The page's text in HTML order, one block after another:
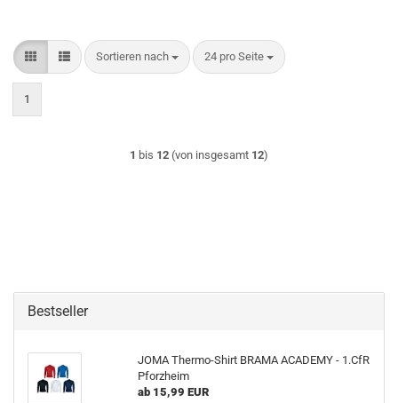
Sortieren nach
Sortieren nach 24 pro Seite
pro Seite
1
1 bis 12 (von insgesamt 12)
Bestseller
JOMA Thermo-Shirt BRAMA ACADEMY - 1.CfR
Pforzheim
ab 15,99 EUR